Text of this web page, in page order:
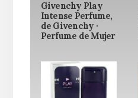
Givenchy Play
Intense Perfume,
de Givenchy ·
Perfume de Mujer